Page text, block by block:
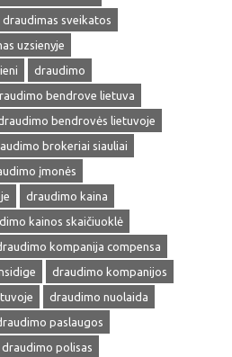
draudimas sveikatos
uzsienyje
draudimo
bendrove lietuva
bendrovės lietuvoje
brokeriai siauliai
įmonės
draudimo kaina
kainos skaičiuoklė
kompanija compensa
draudimo kompanijos
draudimo nuolaida
paslaugos
draudimo polisas